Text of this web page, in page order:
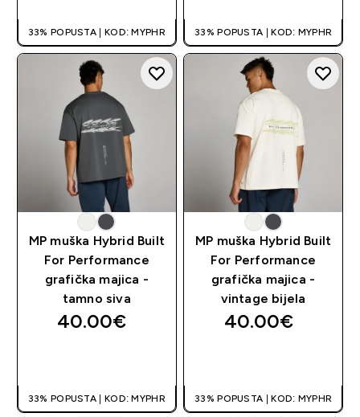
33% POPUSTA | KOD: MYPHR 33% POPUSTA | KOD: MYPHR
MP muška Hybrid Built
For Performance
grafička majica -
tamno siva
40.00€‎
33% POPUSTA | KOD: MYPHR
MP muška Hybrid Built
For Performance
grafička majica -
vintage bijela
40.00€‎
33% POPUSTA | KOD: MYPHR